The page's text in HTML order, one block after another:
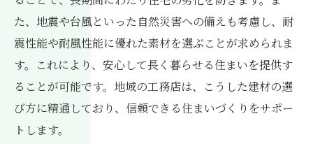
た、地震や台風といった自然災害への備えも考慮し、耐
震性能や耐風性能に優れた素材を選ぶことが求められま
す。これにより、安心して長く暮らせる住まいを提供す
ることが可能です。地域の工務店は、こうした建材の選
び方に精通しており、信頼できる住まいづくりをサポー
トします。